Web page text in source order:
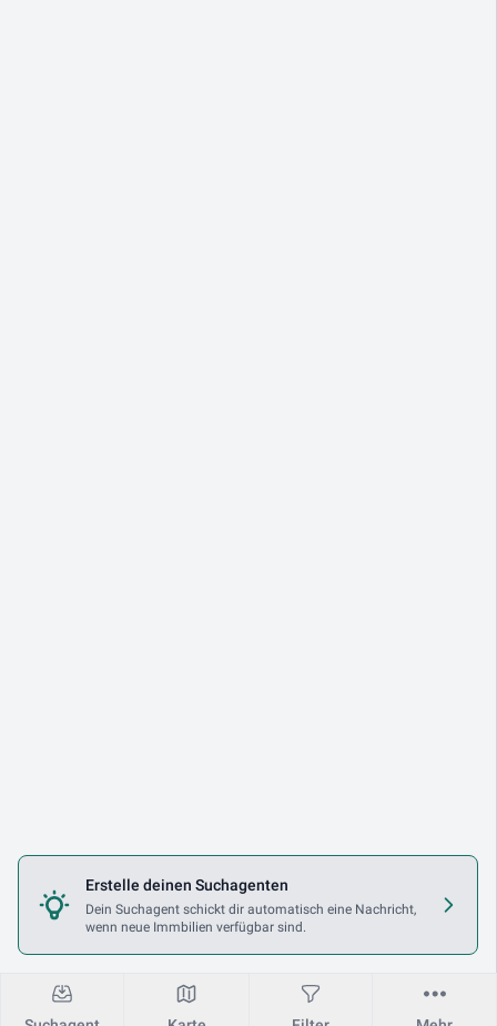
Erstelle deinen Suchagenten
Dein Suchagent schickt dir automatisch eine Nachricht,
wenn neue Immbilien verfügbar sind.